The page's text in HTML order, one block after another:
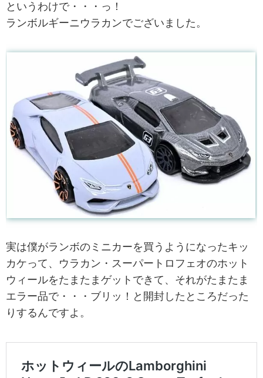
というわけで・・・っ！
ランボルギーニウラカンでございました。
実は僕がランボのミニカーを買うようになったキッ
カケって、ウラカン・スーパートロフェオのホット
ウィールをたまたまゲットできて、それがたまたま
エラー品で・・・ブリッ！と開封したところだった
りするんですよ。